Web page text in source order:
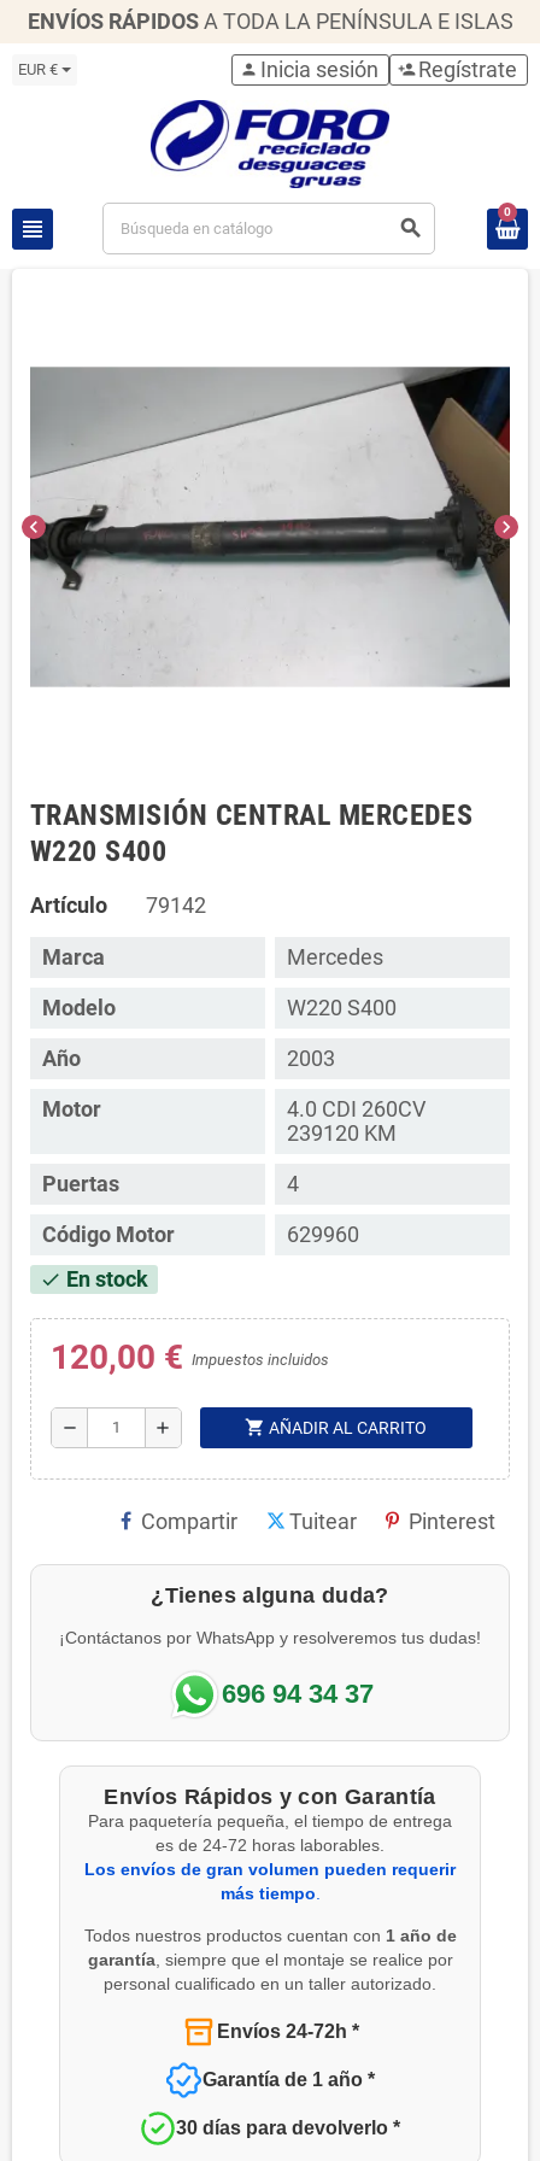
ENVÍOS RÁPIDOS A TODA LA PENÍNSULA E ISLAS
EUR €
view_headline search
person Inicia sesión person_add Regístrate
0
chevron_left chevron_right
TRANSMISIÓN CENTRAL MERCEDES
W220 S400
Artículo 79142
Marca
Mercedes
Modelo
W220 S400
Año
2003
Motor
4.0 CDI 260CV
239120 KM
Puertas
4
Código Motor
629960
check En stock
120,00 € Impuestos incluidos
remove add shopping_cart AÑADIR AL CARRITO
Compartir Tuitear Pinterest
¿Tienes alguna duda?
¡Contáctanos por WhatsApp y resolveremos tus dudas!
696 94 34 37
Envíos Rápidos y con Garantía
Para paquetería pequeña, el tiempo de entrega
es de 24-72 horas laborables.
Los envíos de gran volumen pueden requerir
más tiempo
Todos nuestros productos cuentan con 1 año de
garantía, siempre que el montaje se realice por
personal cualificado en un taller autorizado.
Envíos 24-72h *
Garantía de 1 año *
30 días para devolverlo *